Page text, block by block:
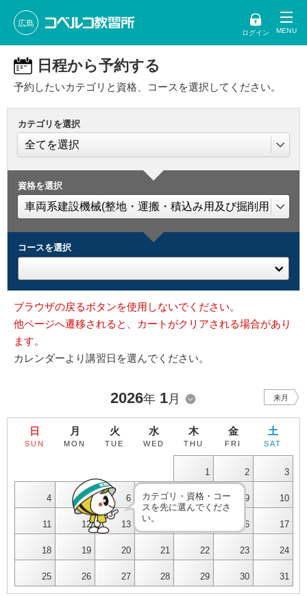
広島
ログイン
日程から予約する
予約したいカテゴリと資格、コースを選択してください。
カテゴリを選択
資格を選択
コースを選択
ブラウザの戻るボタンを使用しないでください。
他ページへ遷移されると、カートがクリアされる場合があり
ます。
カレンダーより講習日を選んでください。
2026年 1月 来月
日
SUN
月
MON
火
TUE
水
WED
木
THU
金
FRI
土
SAT
1 2 3
4 5 6 7 8 9 10
11 12 13 16 17
18 19 20 21 22 23 24
25 26 27 28 29 30 31
カテゴリ・資格・コー
スを先に選んでくださ
い。